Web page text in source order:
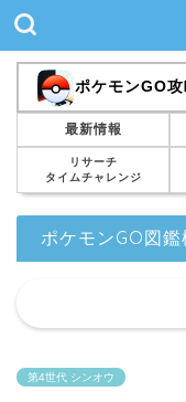
ポケモンGO攻
最新情報
リサーチ
タイムチャレンジ
ポケモンGO図鑑
第4世代 シンオウ